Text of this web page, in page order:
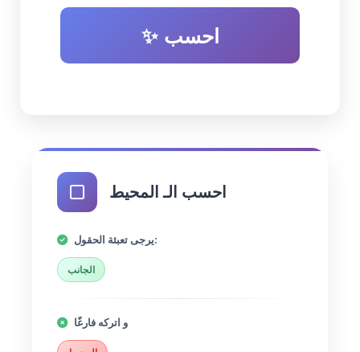
✨ احسب
احسب الـ المحيط
يرجى تعبئة الحقول:
الجانب
و اتركه فارغًا